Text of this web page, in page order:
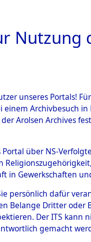
0003
Nutzung
unseres Portals!
Archivbesuch
Arolsen Archives
Portal über NS-
in Gewerkschaften
persönlich dafür
Belange Dritter
Der ITS
gemacht